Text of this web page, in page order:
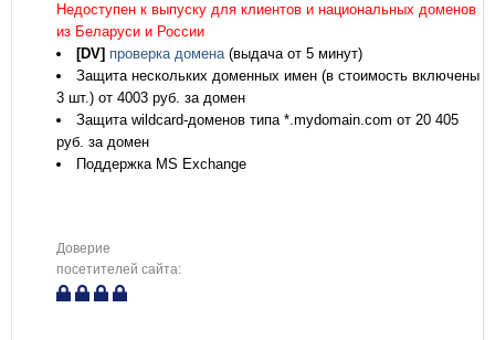
Недоступен к выпуску для клиентов и национальных доменов
из Беларуси и России
[DV] проверка домена(выдача от 5 минут)
Защита нескольких доменных имен (в стоимость включены
3 шт.) от 4003 руб. за домен
Защита wildcard-доменов типа *.mydomain.com от 20 405
руб. за домен
Поддержка MS Exchange
Доверие
посетителей сайта: